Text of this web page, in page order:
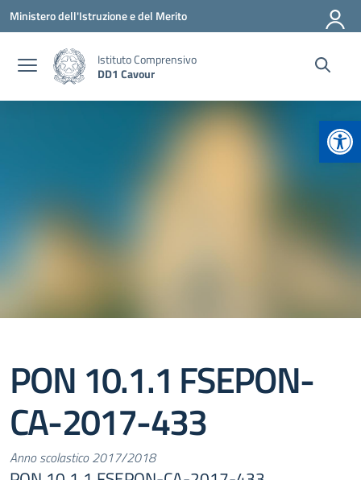
Vai ai contenuti
Vai al menu di navigazione
Vai al footer
Ministero dell'Istruzione e del Merito
Istituto Comprensivo
DD1 Cavour
PON 10.1.1 FSEPON-
CA-2017-433
Anno scolastico 2017/2018